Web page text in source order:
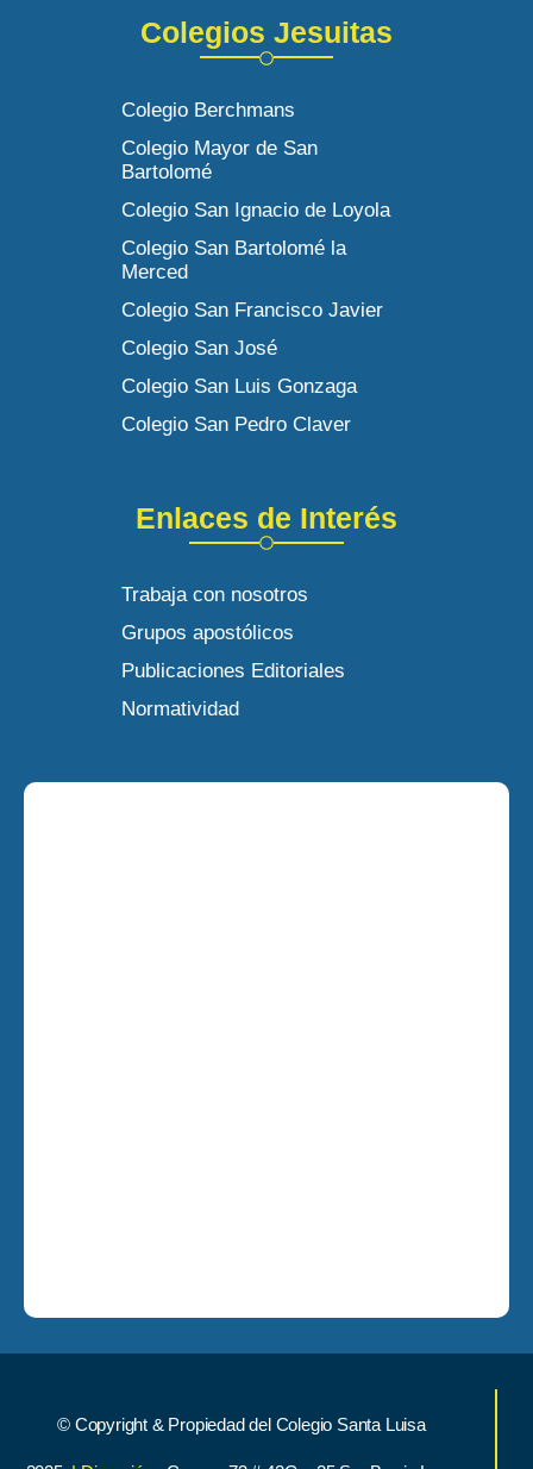
Colegios Jesuitas
Colegio Berchmans
Colegio Mayor de San
Bartolomé
Colegio San Ignacio de Loyola
Colegio San Bartolomé la
Merced
Colegio San Francisco Javier
Colegio San José
Colegio San Luis Gonzaga
Colegio San Pedro Claver
Enlaces de Interés
Trabaja con nosotros
Grupos apostólicos
Publicaciones Editoriales
Normatividad
© Copyright & Propiedad del Colegio Santa Luisa